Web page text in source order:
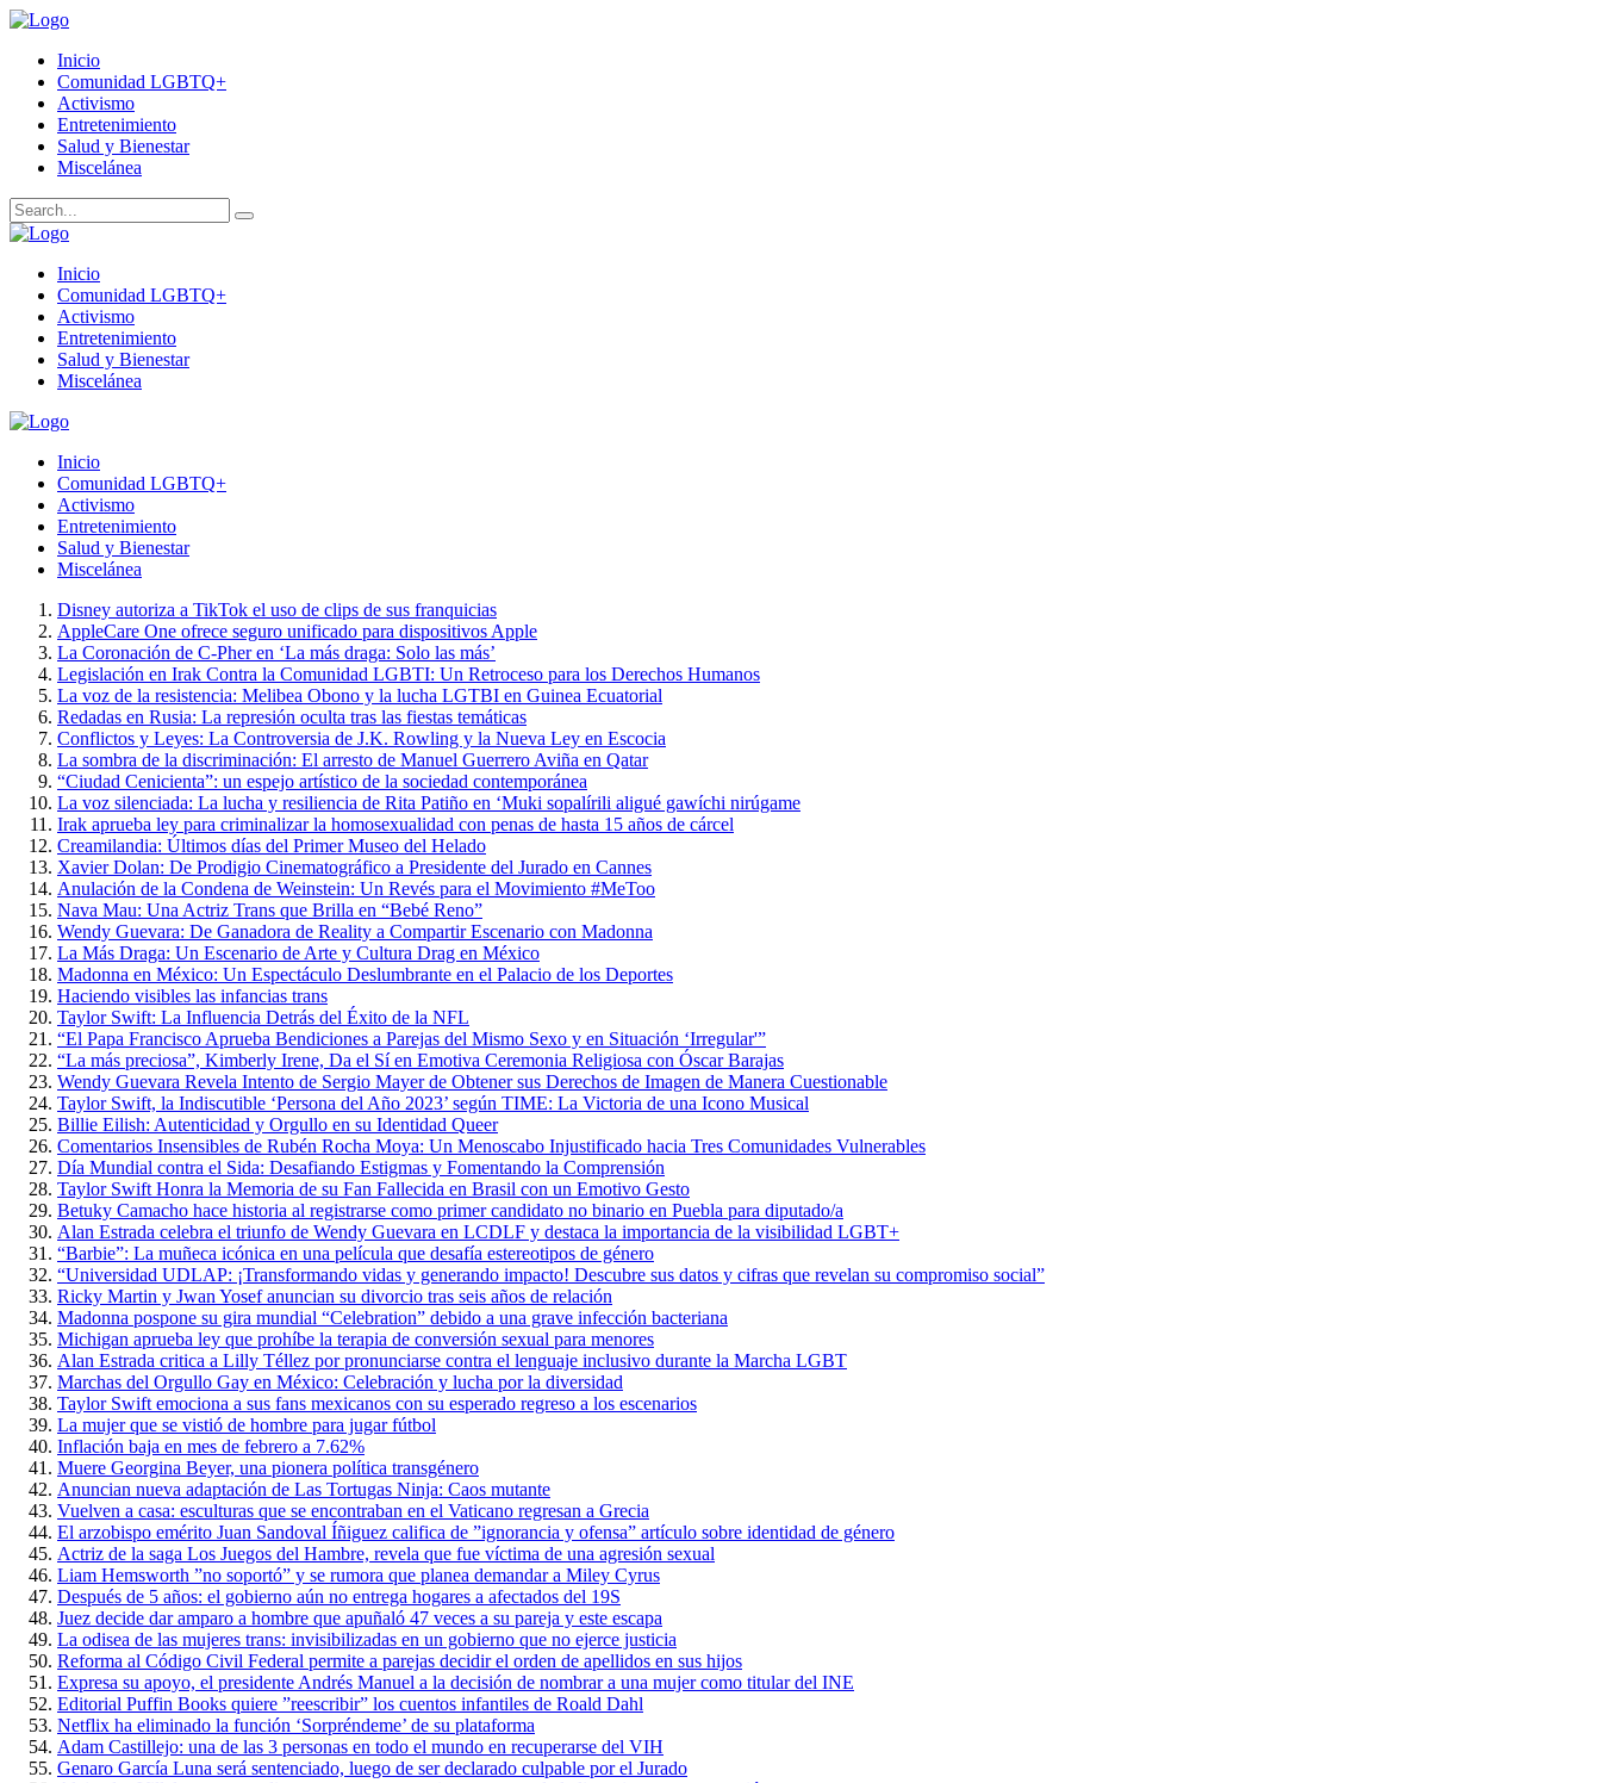
Inicio
Comunidad LGBTQ+
Activismo
Entretenimiento
Salud y Bienestar
Miscelánea
Inicio
Comunidad LGBTQ+
Activismo
Entretenimiento
Salud y Bienestar
Miscelánea
Inicio
Comunidad LGBTQ+
Activismo
Entretenimiento
Salud y Bienestar
Miscelánea
Disney autoriza a TikTok el uso de clips de sus franquicias
AppleCare One ofrece seguro unificado para dispositivos Apple
La Coronación de C-Pher en ‘La más draga: Solo las más’
Legislación en Irak Contra la Comunidad LGBTI: Un Retroceso para los Derechos Humanos
La voz de la resistencia: Melibea Obono y la lucha LGTBI en Guinea Ecuatorial
Redadas en Rusia: La represión oculta tras las fiestas temáticas
Conflictos y Leyes: La Controversia de J.K. Rowling y la Nueva Ley en Escocia
La sombra de la discriminación: El arresto de Manuel Guerrero Aviña en Qatar
“Ciudad Cenicienta”: un espejo artístico de la sociedad contemporánea
La voz silenciada: La lucha y resiliencia de Rita Patiño en ‘Muki sopalírili aligué gawíchi nirúgame
Irak aprueba ley para criminalizar la homosexualidad con penas de hasta 15 años de cárcel
Creamilandia: Últimos días del Primer Museo del Helado
Xavier Dolan: De Prodigio Cinematográfico a Presidente del Jurado en Cannes
Anulación de la Condena de Weinstein: Un Revés para el Movimiento #MeToo
Nava Mau: Una Actriz Trans que Brilla en “Bebé Reno”
Wendy Guevara: De Ganadora de Reality a Compartir Escenario con Madonna
La Más Draga: Un Escenario de Arte y Cultura Drag en México
Madonna en México: Un Espectáculo Deslumbrante en el Palacio de los Deportes
Haciendo visibles las infancias trans
Taylor Swift: La Influencia Detrás del Éxito de la NFL
“El Papa Francisco Aprueba Bendiciones a Parejas del Mismo Sexo y en Situación ‘Irregular'”
“La más preciosa”, Kimberly Irene, Da el Sí en Emotiva Ceremonia Religiosa con Óscar Barajas
Wendy Guevara Revela Intento de Sergio Mayer de Obtener sus Derechos de Imagen de Manera Cuestionable
Taylor Swift, la Indiscutible ‘Persona del Año 2023’ según TIME: La Victoria de una Icono Musical
Billie Eilish: Autenticidad y Orgullo en su Identidad Queer
Comentarios Insensibles de Rubén Rocha Moya: Un Menoscabo Injustificado hacia Tres Comunidades Vulnerables
Día Mundial contra el Sida: Desafiando Estigmas y Fomentando la Comprensión
Taylor Swift Honra la Memoria de su Fan Fallecida en Brasil con un Emotivo Gesto
Betuky Camacho hace historia al registrarse como primer candidato no binario en Puebla para diputado/a
Alan Estrada celebra el triunfo de Wendy Guevara en LCDLF y destaca la importancia de la visibilidad LGBT+
“Barbie”: La muñeca icónica en una película que desafía estereotipos de género
“Universidad UDLAP: ¡Transformando vidas y generando impacto! Descubre sus datos y cifras que revelan su compromiso social”
Ricky Martin y Jwan Yosef anuncian su divorcio tras seis años de relación
Madonna pospone su gira mundial “Celebration” debido a una grave infección bacteriana
Michigan aprueba ley que prohíbe la terapia de conversión sexual para menores
Alan Estrada critica a Lilly Téllez por pronunciarse contra el lenguaje inclusivo durante la Marcha LGBT
Marchas del Orgullo Gay en México: Celebración y lucha por la diversidad
Taylor Swift emociona a sus fans mexicanos con su esperado regreso a los escenarios
La mujer que se vistió de hombre para jugar fútbol
Inflación baja en mes de febrero a 7.62%
Muere Georgina Beyer, una pionera política transgénero
Anuncian nueva adaptación de Las Tortugas Ninja: Caos mutante
Vuelven a casa: esculturas que se encontraban en el Vaticano regresan a Grecia
El arzobispo emérito Juan Sandoval Íñiguez califica de ”ignorancia y ofensa” artículo sobre identidad de género
Actriz de la saga Los Juegos del Hambre, revela que fue víctima de una agresión sexual
Liam Hemsworth ”no soportó” y se rumora que planea demandar a Miley Cyrus
Después de 5 años: el gobierno aún no entrega hogares a afectados del 19S
Juez decide dar amparo a hombre que apuñaló 47 veces a su pareja y este escapa
La odisea de las mujeres trans: invisibilizadas en un gobierno que no ejerce justicia
Reforma al Código Civil Federal permite a parejas decidir el orden de apellidos en sus hijos
Expresa su apoyo, el presidente Andrés Manuel a la decisión de nombrar a una mujer como titular del INE
Editorial Puffin Books quiere ”reescribir” los cuentos infantiles de Roald Dahl
Netflix ha eliminado la función ‘Sorpréndeme’ de su plataforma
Adam Castillejo: una de las 3 personas en todo el mundo en recuperarse del VIH
Genaro García Luna será sentenciado, luego de ser declarado culpable por el Jurado